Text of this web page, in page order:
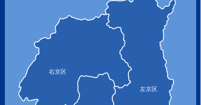
右京区
左京区